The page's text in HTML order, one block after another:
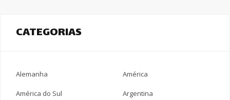
CATEGORIAS
Alemanha América
América do Sul Argentina